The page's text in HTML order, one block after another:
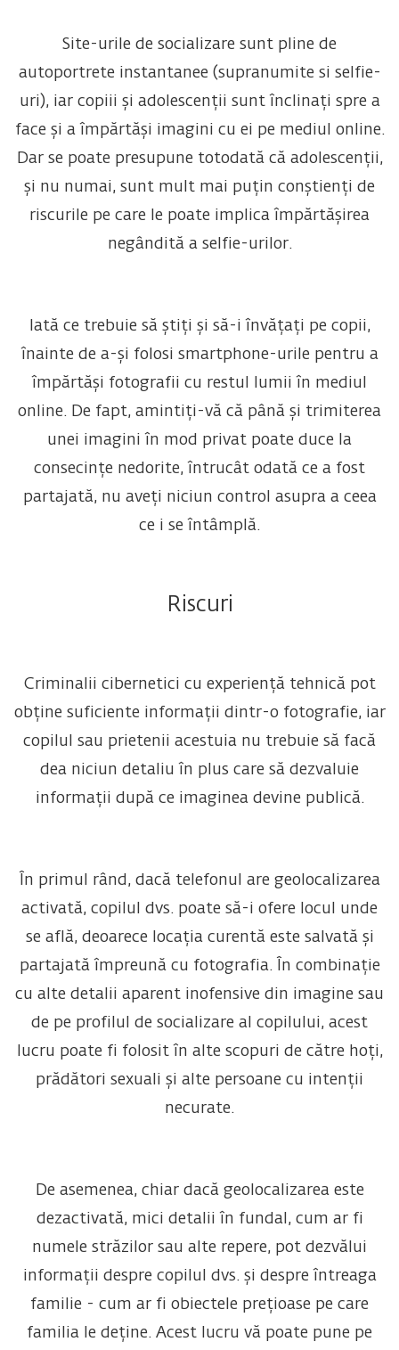
Site-urile de socializare sunt pline de
autoportrete instantanee (supranumite si selfie-
uri), iar copiii și adolescenții sunt înclinați spre a
face și a împărtăși imagini cu ei pe mediul online.
Dar se poate presupune totodată că adolescenții,
și nu numai, sunt mult mai puțin conștienți de
riscurile pe care le poate implica împărtășirea
negândită a selfie-urilor.
Iată ce trebuie să știți și să-i învățați pe copii,
înainte de a-și folosi smartphone-urile pentru a
împărtăși fotografii cu restul lumii în mediul
online. De fapt, amintiți-vă că până și trimiterea
unei imagini în mod privat poate duce la
consecințe nedorite, întrucât odată ce a fost
partajată, nu aveți niciun control asupra a ceea
ce i se întâmplă.
Riscuri
Criminalii cibernetici cu experiență tehnică pot
obține suficiente informații dintr-o fotografie, iar
copilul sau prietenii acestuia nu trebuie să facă
dea niciun detaliu în plus care să dezvaluie
informații după ce imaginea devine publică.
În primul rând, dacă telefonul are geolocalizarea
activată, copilul dvs. poate să-i ofere locul unde
se află, deoarece locația curentă este salvată și
partajată împreună cu fotografia. În combinație
cu alte detalii aparent inofensive din imagine sau
de pe profilul de socializare al copilului, acest
lucru poate fi folosit în alte scopuri de către hoți,
prădători sexuali și alte persoane cu intenții
necurate.
De asemenea, chiar dacă geolocalizarea este
dezactivată, mici detalii în fundal, cum ar fi
numele străzilor sau alte repere, pot dezvălui
informații despre copilul dvs. și despre întreaga
familie - cum ar fi obiectele prețioase pe care
familia le deține. Acest lucru vă poate pune pe